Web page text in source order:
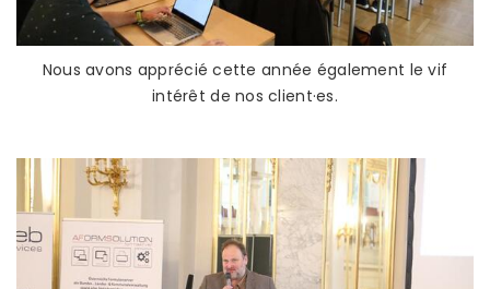
Nous avons apprécié cette année également le vif
intérêt de nos client·es.